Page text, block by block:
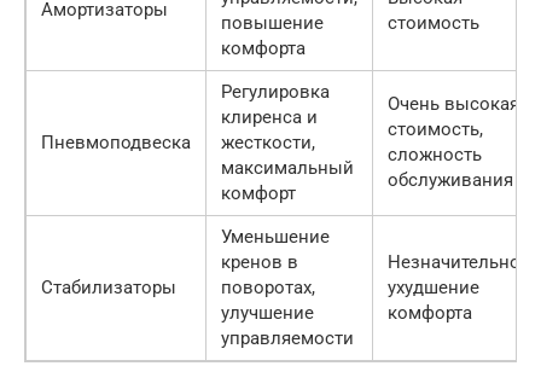
Амортизаторы
повышение
комфорта
стоимость
Пневмоподвеска
Регулировка
клиренса и
жесткости,
максимальный
комфорт
Очень высокая
стоимость,
сложность
обслуживания
Стабилизаторы
Уменьшение
кренов в
поворотах,
улучшение
управляемости
Незначительное
ухудшение
комфорта